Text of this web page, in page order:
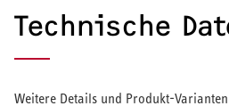
Technische
Weitere Details und Produkt-